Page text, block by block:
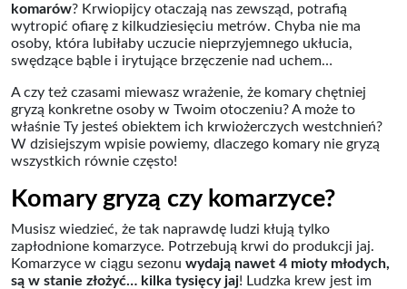
komarów? Krwiopijcy otaczają nas zewsząd, potrafią
wytropić ofiarę z kilkudziesięciu metrów. Chyba nie ma
osoby, która lubiłaby uczucie nieprzyjemnego ukłucia,
swędzące bąble i irytujące brzęczenie nad uchem…
A czy też czasami miewasz wrażenie, że komary chętniej
gryzą konkretne osoby w Twoim otoczeniu? A może to
właśnie Ty jesteś obiektem ich krwiożerczych westchnień?
W dzisiejszym wpisie powiemy, dlaczego komary nie gryzą
wszystkich równie często!
Komary gryzą czy komarzyce?
Musisz wiedzieć, że tak naprawdę ludzi kłują tylko
zapłodnione komarzyce. Potrzebują krwi do produkcji jaj.
Komarzyce w ciągu sezonu wydają nawet 4 mioty młodych,
są w stanie złożyć… kilka tysięcy jaj! Ludzka krew jest im